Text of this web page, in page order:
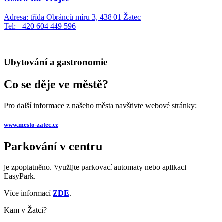
Adresa: třída Obránců míru 3, 438 01 Žatec
Tel: +420 604 449 596
Ubytování a gastronomie
Co se děje ve městě?
Pro další informace z našeho města navštivte webové stránky:
www.mesto-zatec.cz
Parkování v centru
je zpoplatněno. Využijte parkovací automaty nebo aplikaci
EasyPark.
Více informací ZDE.
Kam v Žatci?